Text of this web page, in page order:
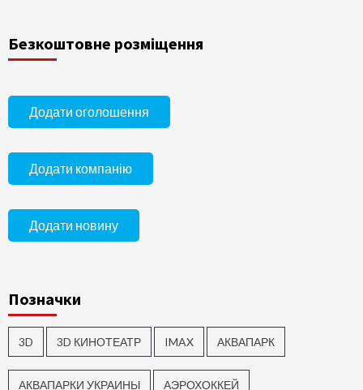
Безкоштовне розміщення
Додати оголошення
Додати компанію
Додати новину
Позначки
3D 3D КИНОТЕАТР IMAX АКВАПАРК
АКВАПАРКИ УКРАИНЫ АЭРОХОККЕЙ